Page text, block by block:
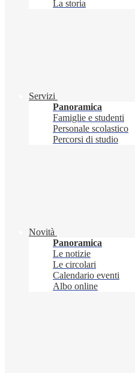
La storia
Servizi
Panoramica
Famiglie e studenti
Personale scolastico
Percorsi di studio
Novità
Panoramica
Le notizie
Le circolari
Calendario eventi
Albo online